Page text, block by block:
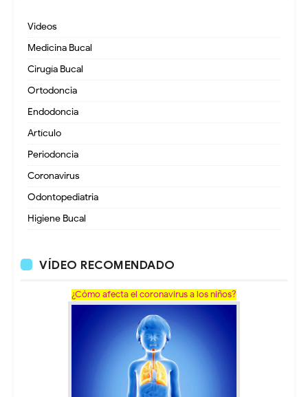
Videos
Medicina Bucal
Cirugía Bucal
Ortodoncia
Endodoncia
Artículo
Periodoncia
Coronavirus
Odontopediatria
Higiene Bucal
VÍDEO RECOMENDADO
¿Cómo afecta el coronavirus a los niños?